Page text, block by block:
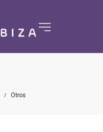
/ Otros